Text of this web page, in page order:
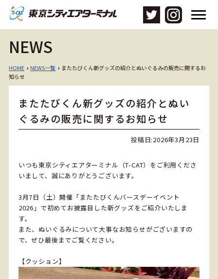
メ
く
NEWS
HOME › NEWS一覧 › またたびくん新グッズの紹介とぬいぐるみの販売に関するお
知らせ
またたびくん新グッズの紹介とぬい
ぐるみの販売に関するお知らせ
投稿日:2026年3月23日
いつも東京シティエアターミナル（T-CAT）をご利用くださ
いまして、誠にありがとうございます。
3月7日（土）開催「またたびくんバースデーイベント
2026」で初めてお披露目した新グッズをご紹介いたしま
す。
また、ぬいぐるみについて大事なお知らせがございますの
で、ぜひ最後までご覧ください。
【クッション】